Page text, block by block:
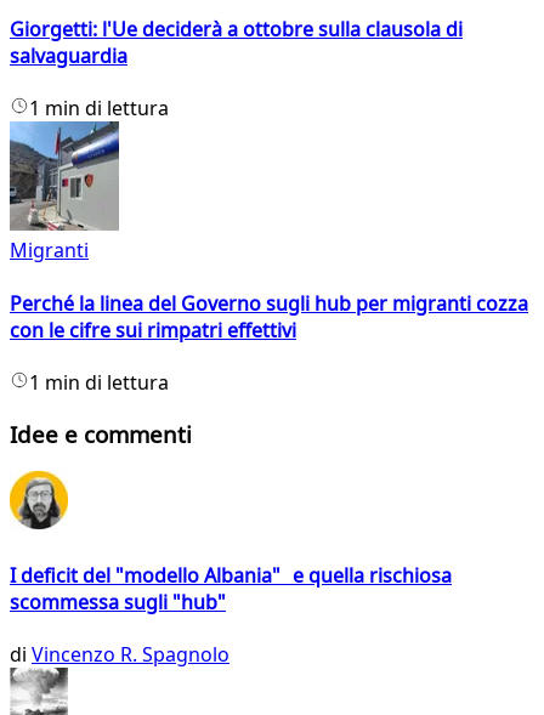
Giorgetti: l'Ue deciderà a ottobre sulla clausola di
salvaguardia
1 min di lettura
Migranti
Perché la linea del Governo sugli hub per migranti cozza
con le cifre sui rimpatri effettivi
1 min di lettura
Idee e commenti
I deficit del "modello Albania" e quella rischiosa
scommessa sugli "hub"
di Vincenzo R. Spagnolo